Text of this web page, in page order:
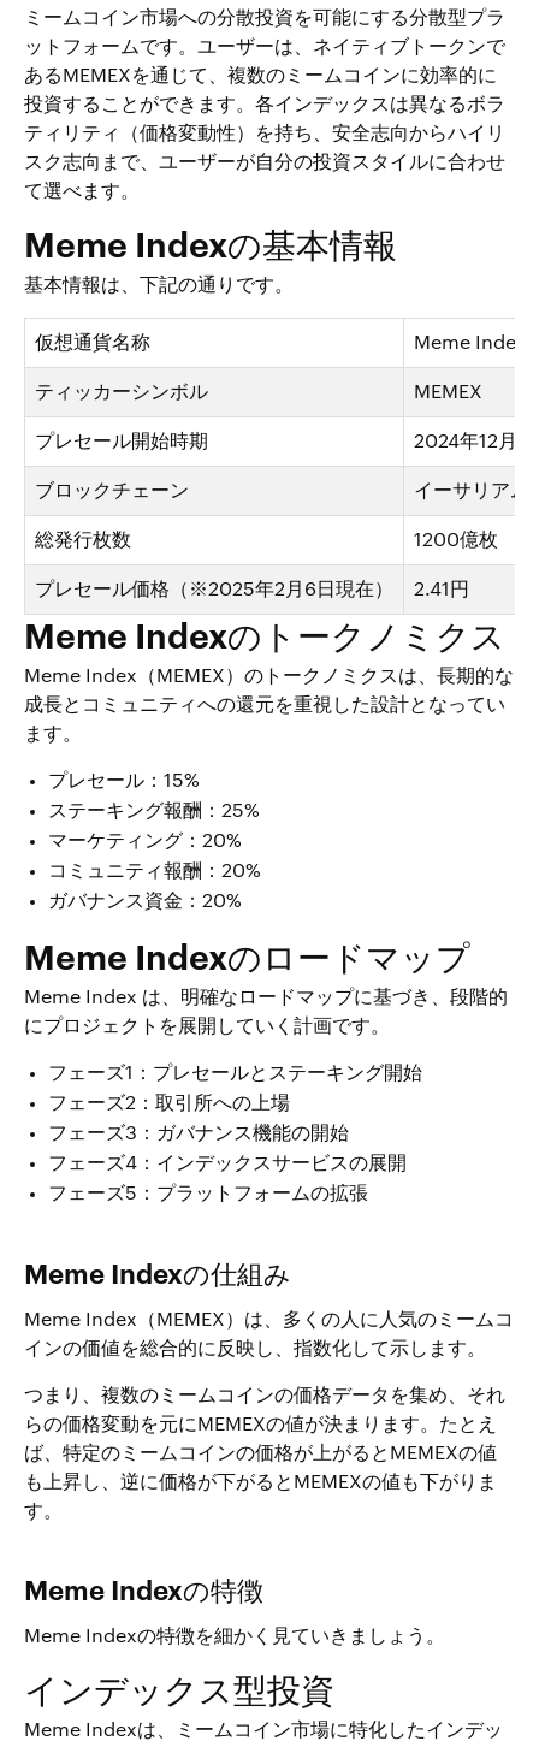
ミームコイン市場への分散投資を可能にする分散型プラ
ットフォームです。ユーザーは、ネイティブトークンで
あるMEMEXを通じて、複数のミームコインに効率的に
投資することができます。各インデックスは異なるボラ
ティリティ（価格変動性）を持ち、安全志向からハイリ
スク志向まで、ユーザーが自分の投資スタイルに合わせ
て選べます。
Meme Indexの基本情報
基本情報は、下記の通りです。
仮想通貨名称 Meme Index
ティッカーシンボル MEMEX
プレセール開始時期 2024年12月
ブロックチェーン イーサリアム
総発行枚数 1200億枚
プレセール価格（※2025年2月6日現在） 2.41円
Meme Indexのトークノミクス
Meme Index（MEMEX）のトークノミクスは、長期的な
成長とコミュニティへの還元を重視した設計となってい
ます。
プレセール：15%
ステーキング報酬：25%
マーケティング：20%
コミュニティ報酬：20%
ガバナンス資金：20%
Meme Indexのロードマップ
Meme Index は、明確なロードマップに基づき、段階的
にプロジェクトを展開していく計画です。
フェーズ1：プレセールとステーキング開始
フェーズ2：取引所への上場
フェーズ3：ガバナンス機能の開始
フェーズ4：インデックスサービスの展開
フェーズ5：プラットフォームの拡張
Meme Indexの仕組み
Meme Index（MEMEX）は、多くの人に人気のミームコ
インの価値を総合的に反映し、指数化して示します。
つまり、複数のミームコインの価格データを集め、それ
らの価格変動を元にMEMEXの値が決まります。たとえ
ば、特定のミームコインの価格が上がるとMEMEXの値
も上昇し、逆に価格が下がるとMEMEXの値も下がりま
す。
Meme Indexの特徴
Meme Indexの特徴を細かく見ていきましょう。
インデックス型投資
Meme Indexは、ミームコイン市場に特化したインデッ